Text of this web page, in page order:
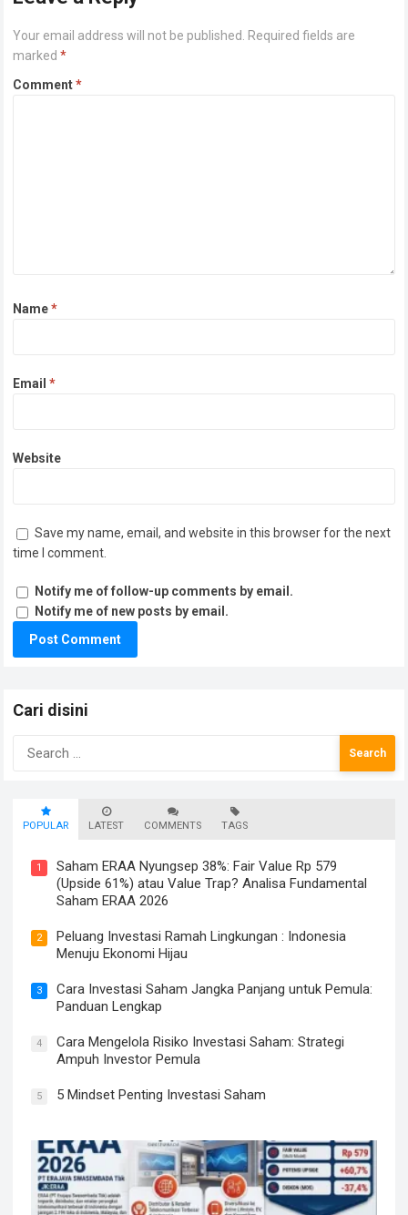
Your email address will not be published. Required fields are
marked*
Comment*
Name*
Email*
Website
Save my name, email, and website in this browser for the next
time I comment.
Notify me of follow-up comments by email.
Notify me of new posts by email.
Cari disini
Search
POPULAR LATEST COMMENTS TAGS
1
Saham ERAA Nyungsep 38%: Fair Value Rp 579
(Upside 61%) atau Value Trap? Analisa Fundamental
Saham ERAA 2026
2
Peluang Investasi Ramah Lingkungan : Indonesia
Menuju Ekonomi Hijau
3
Cara Investasi Saham Jangka Panjang untuk Pemula:
Panduan Lengkap
4
Cara Mengelola Risiko Investasi Saham: Strategi
Ampuh Investor Pemula
5 5 Mindset Penting Investasi Saham